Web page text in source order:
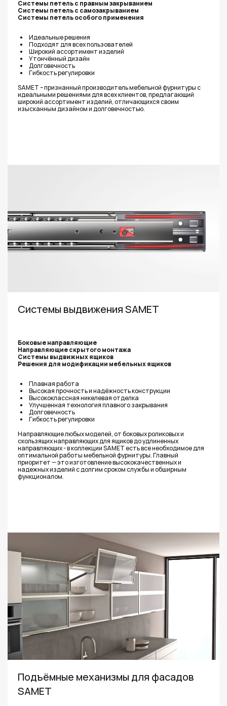
Системы петель с правным закрыванием
Системы петель с самозакрыванием
Системы петель особого применения
Идеальные решения
Подходят для всех пользователей
Широкий ассортимент изделий
Утончённый дизайн
Долговечность
Гибкость регулировки
SAMET – признанный производитель мебельной фурнитуры с
идеальными решениями для всех клиентов, предлагающий
широкий ассортимент изделий, отличающихся своим
изысканным дизайном и долговечностью.
Системы выдвижения SAMET
Боковые направляющие
Направляющие скрытого монтажа
Системы выдвижных ящиков
Решения для модификации мебельных ящиков
Плавная работа
Высокая прочность и надёжность конструкции
Высококлассная никелевая отделка
Улучшенная технология плавного закрывания
Долговечность
Гибкость регулировки
Направляющие любых моделей, от боковых роликовых и
скользящих направляющих для ящиков до удлиненных
направляющих - в коллекции SAMET есть все необходимое для
оптимальной работы мебельной фурнитуры. Главный
приоритет — это изготовление высококачественных и
надежных изделий с долгим сроком службы и обширным
функционалом.
Подъёмные механизмы для фасадов
SAMET